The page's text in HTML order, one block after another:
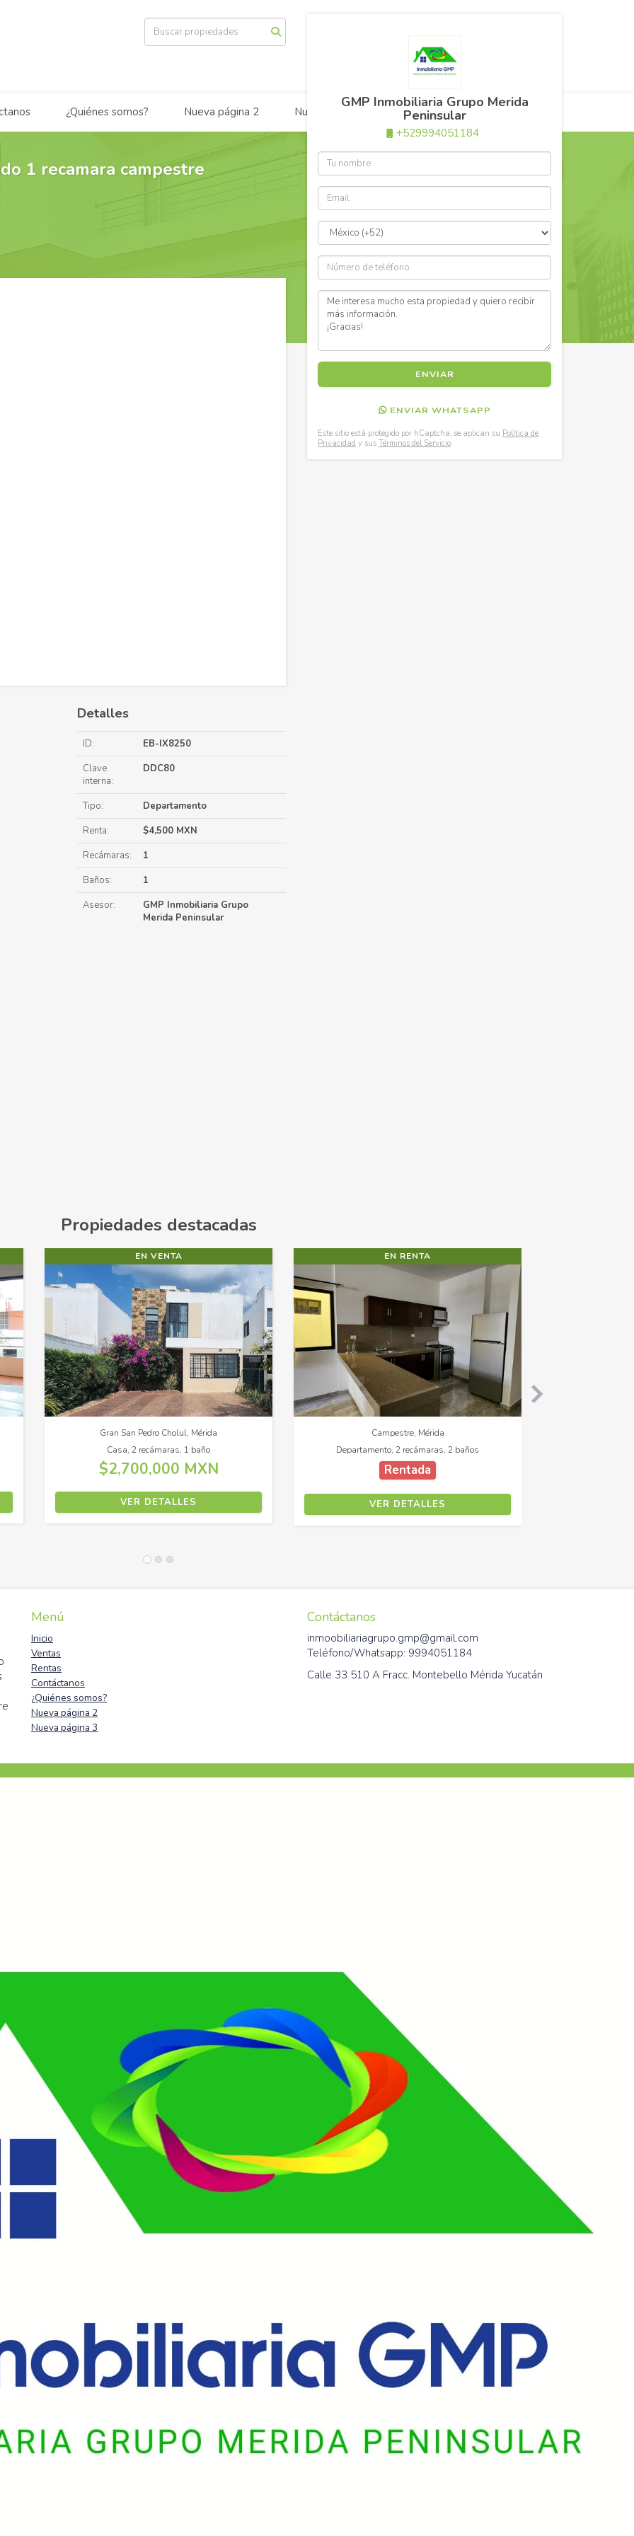
inmobiliariagrupo.gmp@gmail.com
¿Quiénes somos? Nueva página 2 Nueva página 3
1 recamara campestre Rentada
$4,500 MXNen
renta
GMP Inmobiliaria Grupo Merida
Peninsular
+529994051184
ENVIAR WHATSAPP
Este sitio está protegido por hCaptcha, se aplican su Política de
Privacidad y sus Términos del Servicio.
Detalles
ID:
EB-IX8250
Clave
interna:
DDC80
Tipo:
Departamento
Renta:
$4,500 MXN
Recámaras:
1
Baños:
1
Asesor:
GMP Inmobiliaria Grupo
Merida Peninsular
Propiedades destacadas
EN RENTA
Tlajomulco Centro, Tlajomulco de Zúñiga
Oficina
$21,000 MXN
VER DETALLES
EN RENTA
Montes de Ame, Mérida
Departamento, 2 recámaras, 2 baños
Rentada
VER DETALLES
Menú
Inicio
Ventas
Rentas
Contáctanos
¿Quiénes somos?
Nueva página 2
Nueva página 3
Contáctanos
inmoobiliariagrupo.gmp@gmail.com
Teléfono/Whatsapp: 9994051184
Calle 33 510 A Fracc. Montebello Mérida Yucatán